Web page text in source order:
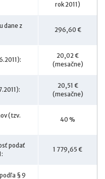
rok 2011)
dane z
296,60 €
20,02 €
(mesačne)
20,51 €
(mesačne)
(tzv.
40 %
podať
1 779,65 €
§ 9